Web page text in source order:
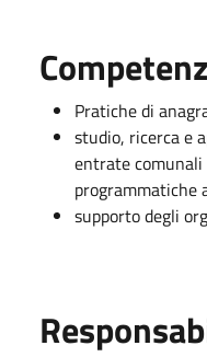
Pratiche di
studio, ricerca e
entrate comunali
programmatiche
supporto degli